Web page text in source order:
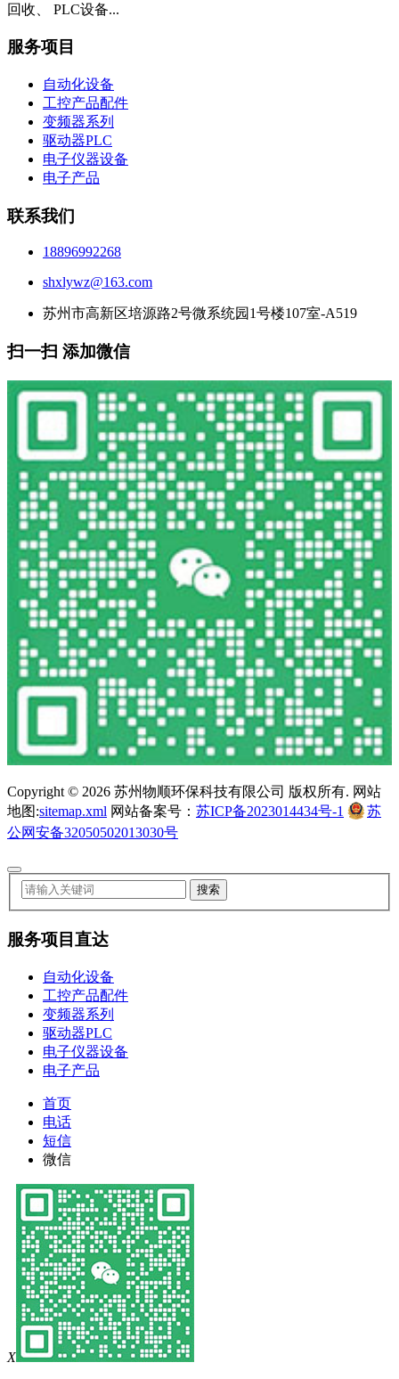
回收、 PLC设备...
服务项目
自动化设备
工控产品配件
变频器系列
驱动器PLC
电子仪器设备
电子产品
联系我们
18896992268
shxlywz@163.com
苏州市高新区培源路2号微系统园1号楼107室-A519
扫一扫 添加微信
Copyright © 2026 苏州物顺环保科技有限公司 版权所有. 网站
地图:sitemap.xml 网站备案号： 苏ICP备2023014434号-1
苏
公网安备32050502013030号
服务项目直达
自动化设备
工控产品配件
变频器系列
驱动器PLC
电子仪器设备
电子产品
首页
电话
短信
微信
X